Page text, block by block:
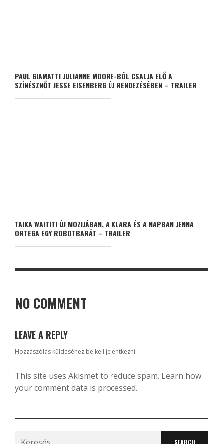
PAUL GIAMATTI JULIANNE MOORE-BÓL CSALJA ELŐ A
SZÍNÉSZNŐT JESSE EISENBERG ÚJ RENDEZÉSÉBEN – TRAILER
TAIKA WAITITI ÚJ MOZIJÁBAN, A KLARA ÉS A NAPBAN JENNA
ORTEGA EGY ROBOTBARÁT – TRAILER
NO COMMENT
LEAVE A REPLY
Hozzászólás küldéséhez be kell jelentkezni.
This site uses Akismet to reduce spam. Learn how
your comment data is processed.
Search